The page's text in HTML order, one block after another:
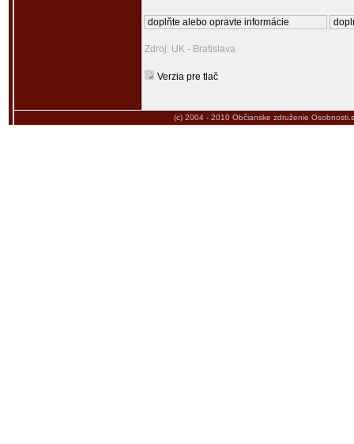
doplňte alebo opravte informácie
Zdroj: UK - Bratislava
Verzia pre tlač
(c) 2004 - 2010 Občianske združenie